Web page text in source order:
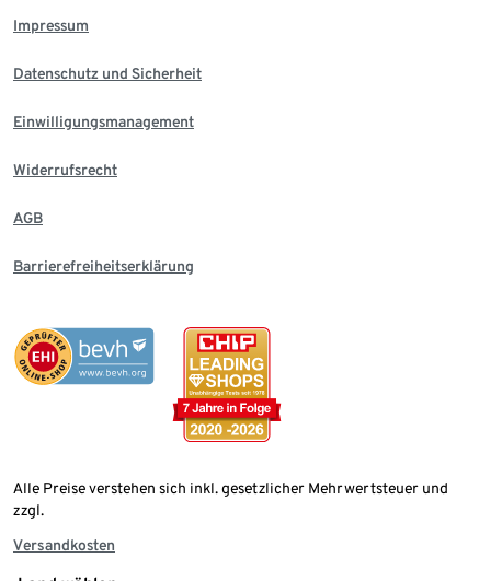
Impressum
Datenschutz und Sicherheit
Einwilligungsmanagement
Widerrufsrecht
AGB
Barrierefreiheitserklärung
Alle Preise verstehen sich inkl. gesetzlicher Mehrwertsteuer und
zzgl.
Versandkosten